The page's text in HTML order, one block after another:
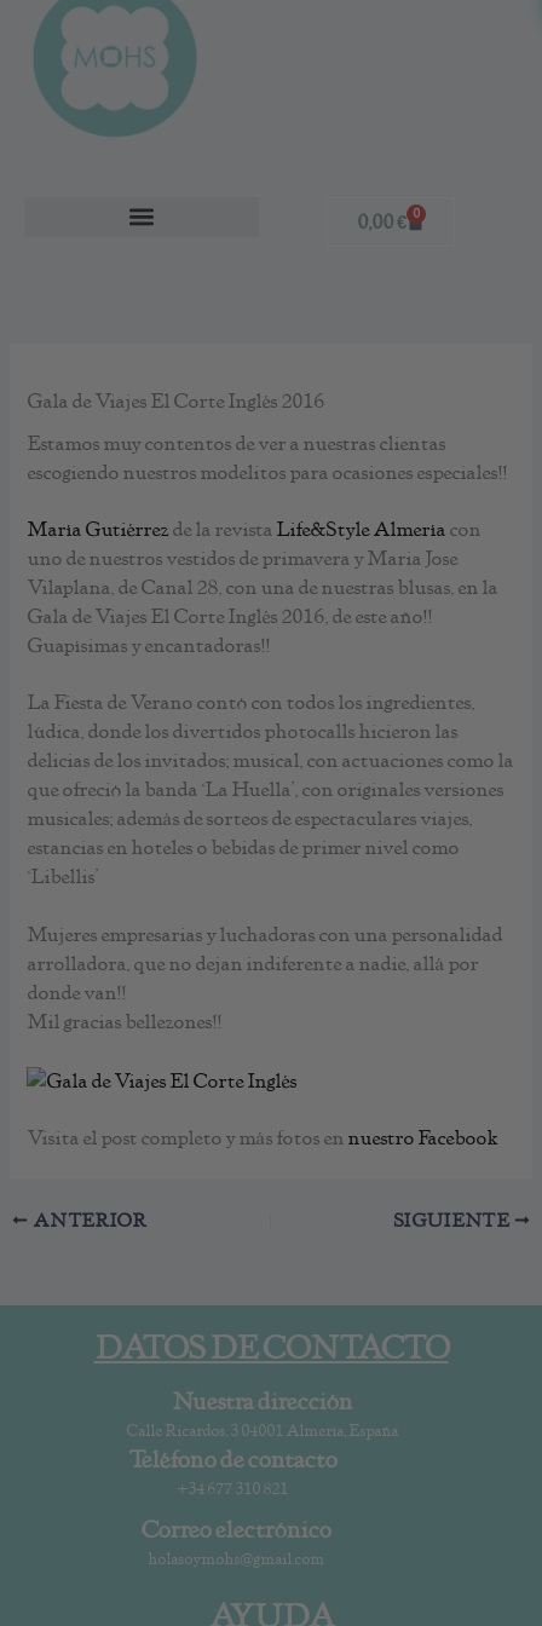
0,00€ 0
Cart
Gala de Viajes El Corte Inglés 2016
Estamos muy contentos de ver a nuestras clientas
escogiendo nuestros modelitos para ocasiones especiales!!
María Gutiérrezde la revista Life&Style Almería con
uno de nuestros vestidos de primavera y Maria Jose
Vilaplana, de Canal 28, con una de nuestras blusas, en la
Gala de Viajes El Corte Inglés 2016, de este año!!
Guapísimas y encantadoras!!
La Fiesta de Verano contó con todos los ingredientes,
lúdica, donde los divertidos photocalls hicieron las
delicias de los invitados; musical, con actuaciones como la
que ofreció la banda ‘La Huella’, con originales versiones
musicales; además de sorteos de espectaculares viajes,
estancias en hoteles o bebidas de primer nivel como
‘Libellis’
Mujeres empresarias y luchadoras con una personalidad
arrolladora, que no dejan indiferente a nadie, allá por
donde van!!
Mil gracias bellezones!!
Visita el post completo y más fotos en nuestro Facebook
ANTERIOR SIGUIENTE
DATOS DE CONTACTO
Nuestra dirección
Calle Ricardos, 3 04001 Almería, España
Teléfono de contacto
+34 677 310 821
Correo electrónico
holasoymohs@gmail.com
AYUDA